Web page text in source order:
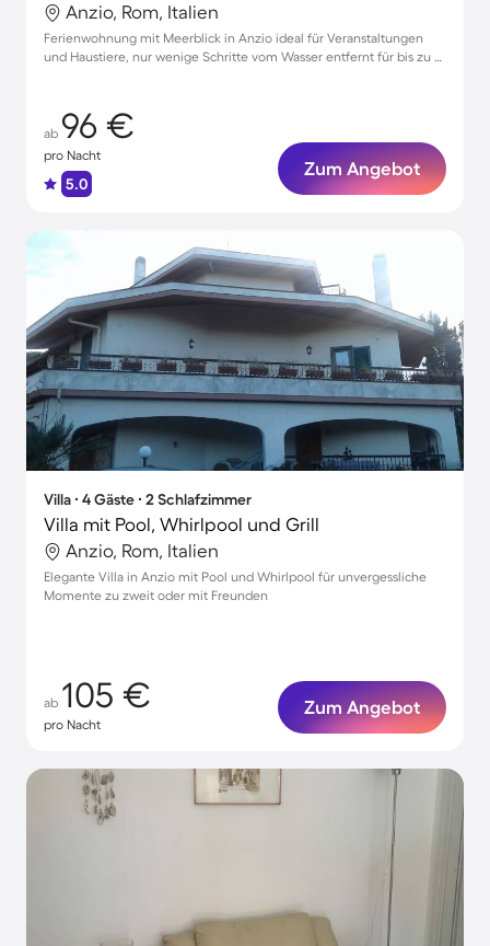
Anzio, Rom, Italien
Ferienwohnung mit Meerblick in Anzio ideal für Veranstaltungen
und Haustiere, nur wenige Schritte vom Wasser entfernt für bis zu 7
ab 96 €
pro Nacht
5.0
Zum Angebot
Villa ∙ 4 Gäste ∙ 2 Schlafzimmer
Villa mit Pool, Whirlpool und Grill
Anzio, Rom, Italien
Elegante Villa in Anzio mit Pool und Whirlpool für unvergessliche
Momente zu zweit oder mit Freunden
ab 105 €
pro Nacht
Zum Angebot